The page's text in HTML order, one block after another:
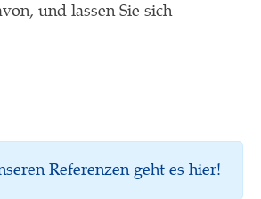
und lassen Sie sich
Referenzen geht es hier!